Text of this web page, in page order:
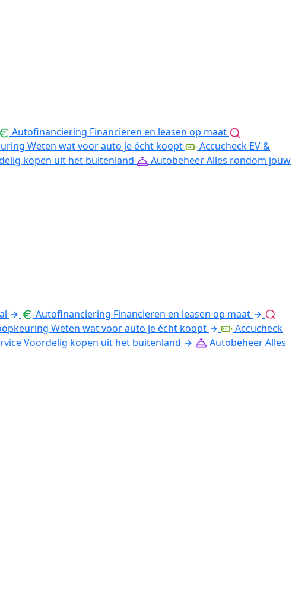
Autofinanciering Financieren en leasen op maat
Weten wat voor auto je écht koopt
Accucheck EV &
kopen uit het buitenland AutobeheerAlles rondom jouw
Autofinanciering Financieren en leasen op maat
Weten wat voor auto je écht koopt
Accucheck
Voordelig kopen uit het buitenland AutobeheerAlles